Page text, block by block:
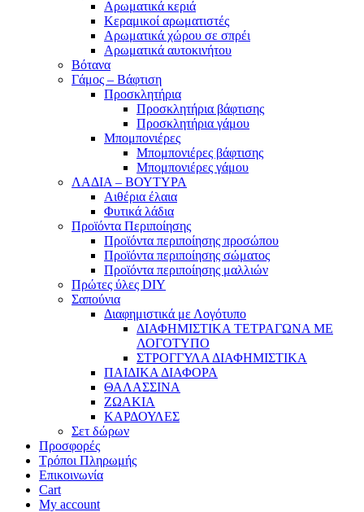
Αρωματικά κεριά
Kεραμικοί αρωματιστές
Αρωματικά χώρου σε σπρέι
Aρωματικά αυτοκινήτου
Βότανα
Γάμος – Βάφτιση
Προσκλητήρια
Προσκλητήρια βάφτισης
Προσκλητήρια γάμου
Μπομπονιέρες
Μπομπονιέρες βάφτισης
Μπομπονιέρες γάμου
ΛΑΔΙΑ – ΒΟΥΤΥΡΑ
Αιθέρια έλαια
Φυτικά λάδια
Προϊόντα Περιποίησης
Προϊόντα περιποίησης προσώπου
Προϊόντα περιποίησης σώματος
Προϊόντα περιποίησης μαλλιών
Πρώτες ύλες DIY
Σαπούνια
Διαφημιστικά με Λογότυπο
ΔΙΑΦΗΜΙΣΤΙΚΑ ΤΕΤΡΑΓΩΝΑ ΜΕ
ΛΟΓΟΤΥΠΟ
ΣΤΡΟΓΓΥΛΑ ΔΙΑΦΗΜΙΣΤΙΚΑ
ΠΑΙΔΙΚΑ ΔΙΑΦΟΡΑ
ΘΑΛΑΣΣΙΝΑ
ΖΩΑΚΙΑ
ΚΑΡΔΟΥΛΕΣ
Σετ δώρων
Προσφορές
Τρόποι Πληρωμής
Επικοινωνία
Cart
My account